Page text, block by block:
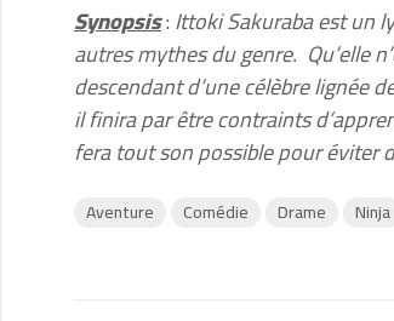
Synopsis:Ittoki Sakuraba est un
autres mythes du genre. Qu’elle
descendant d’une célèbre lignée
il finira par être contraints
fera tout son possible pour éviter
Aventure Comédie Drame Ninja